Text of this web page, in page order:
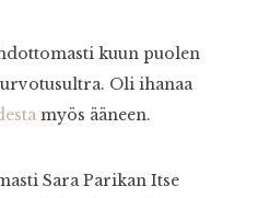
kuun puolen
Oli ihanaa
myös ääneen.
Sara Parikan Itse